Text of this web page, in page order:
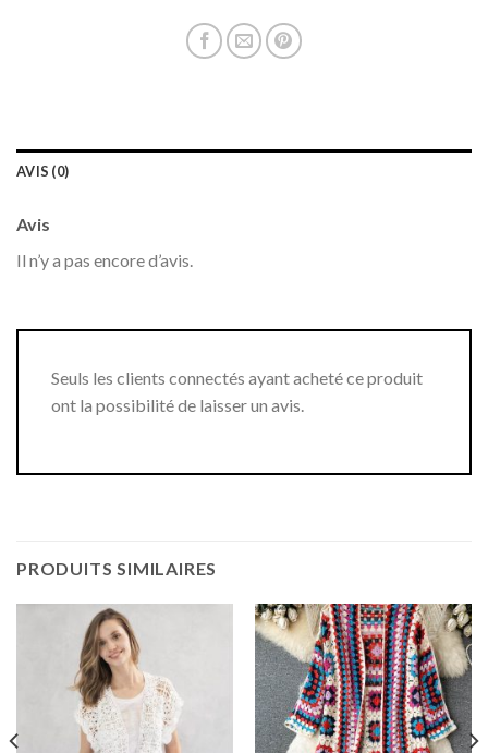
AVIS (0)
Avis
Il n’y a pas encore d’avis.
Seuls les clients connectés ayant acheté ce produit
ont la possibilité de laisser un avis.
PRODUITS SIMILAIRES